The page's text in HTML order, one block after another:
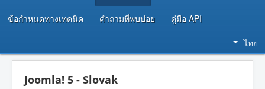
ข้อกำหนดทางเทคนิค คำถามที่พบบ่อย คู่มือ API
ไทย
Joomla! 5 - Slovak